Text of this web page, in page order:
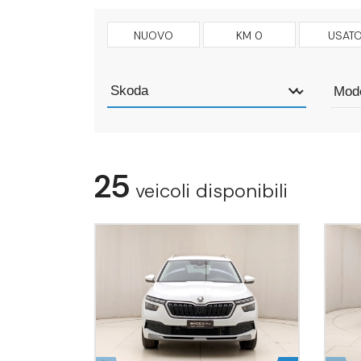
NUOVO KM 0
25 veicoli disponibili